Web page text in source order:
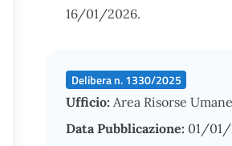
16/01/2026.
Delibera n. 1330/2025
Ufficio: Area Risorse Umane
Data Pubblicazione: 01/01/